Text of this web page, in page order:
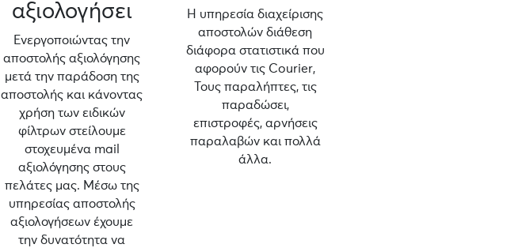
αξιολογήσει
Ενεργοποιώντας την
αποστολής αξιολόγησης
μετά την παράδοση της
αποστολής και κάνοντας
χρήση των ειδικών
φίλτρων στείλουμε
στοχευμένα mail
αξιολόγησης στους
πελάτες μας. Μέσω της
υπηρεσίας αποστολής
αξιολογήσεων έχουμε
την δυνατότητα να
Η υπηρεσία διαχείρισης
αποστολών διάθεση
διάφορα στατιστικά που
αφορούν τις Courier,
Τους παραλήπτες, τις
παραδώσει,
επιστροφές, αρνήσεις
παραλαβών και πολλά
άλλα.